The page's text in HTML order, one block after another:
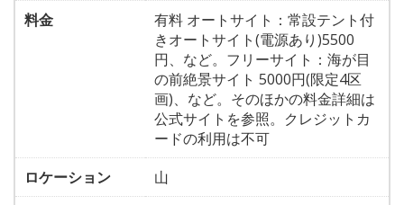
料金
有料 オートサイト：常設テント付
きオートサイト(電源あり)5500
円、など。フリーサイト：海が目
の前絶景サイト 5000円(限定4区
画)、など。そのほかの料金詳細は
公式サイトを参照。クレジットカ
ードの利用は不可
ロケーション
山